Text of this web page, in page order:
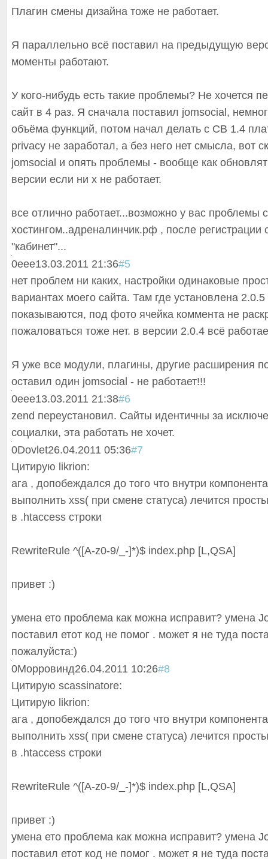
Плагин смены дизайна тоже не работает.
Я параллельно всё поставил на предыдущую
моменты работают.
У кого-нибудь есть такие проблемы? Не хочется
сайт в 4 раз. Я сначала поставил jomsocial,
объёма функций, потом начал делать с CB 1.4
privacy не заработал, а без него нет смысла, вот
jomsocial и опять проблемы - вообще как
версии если ни х не работает.
все отлично работает...возможно у вас проблемы с
хостингом..адреналинчик.рф , после регистрации
"кабинет"...
0eee13.03.2011 21:36#5
нет проблем ни каких, настройки одинаковые
вариантах моего сайта. Там где установлена
показываются, под фото ячейка коммента не
пожаловаться тоже нет. в версии 2.0.4 всё
Я уже все модули, плагины, другие расширения
оставил один jomsocial - не работает!!!
0eee13.03.2011 21:38#6
zend переустановил. Сайты идентичны за
социалки, эта работать не хочет.
0Dovlet26.04.2011 05:36#7
Цитирую likrion:
ага , допобеждался до того что внутри
выполнить xss( при смене статуса) лечится
в .htaccess строки
RewriteRule ^([A-z0-9/_-]*)$ index.php [L,QSA]
привет :)
умена ето проблема как можна исправит? умена
поставил етот код не помог . может я не туда
пожалуйста:)
0Морровинд26.04.2011 10:26#8
Цитирую scassinatore:
Цитирую likrion:
ага , допобеждался до того что внутри
выполнить xss( при смене статуса) лечится
в .htaccess строки
RewriteRule ^([A-z0-9/_-]*)$ index.php [L,QSA]
привет :)
умена ето проблема как можна исправит? умена
поставил етот код не помог . может я не туда